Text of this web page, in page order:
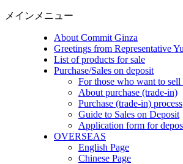
メインメニュー
About Commit Ginza
Greetings from Representative
List of products for sale
Purchase/Sales on deposit
For those who want to sell
About purchase (trade-in)
Purchase (trade-in) process
Guide to Sales on Deposit
Application form for
OVERSEAS
English Page
Chinese Page